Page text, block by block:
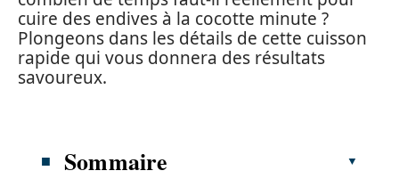
cuire des endives à la cocotte minute ?
Plongeons dans les détails de cette cuisson
rapide qui vous donnera des résultats
savoureux.
Sommaire